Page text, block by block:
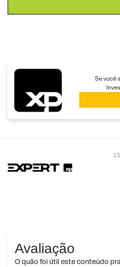
Se você
Avaliação
O quão foi útil este conteúdo